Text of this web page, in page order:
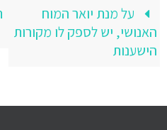
על מנת יואר המוח
האנושי, יש לספק לו מקורות
הישענות